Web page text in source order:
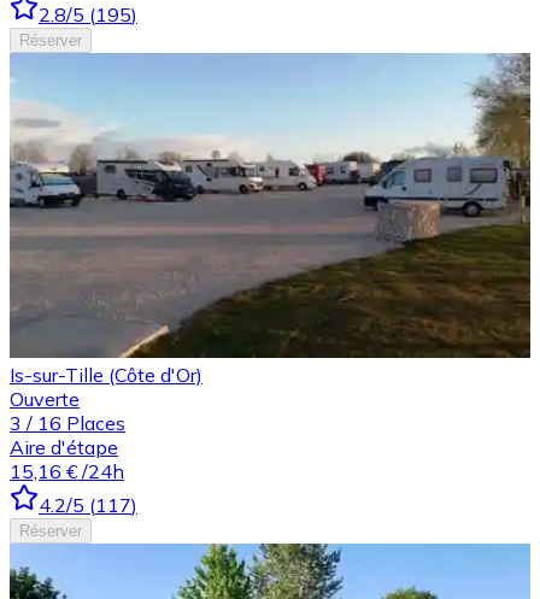
2.8/5 (195)
Réserver
Is-sur-Tille (Côte d'Or)
Ouverte
3 / 16 Places
Aire d'étape
15,16 € /24h
4.2/5 (117)
Réserver